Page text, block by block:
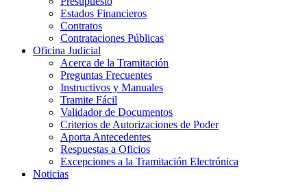
Estados Financieros
Contratos
Contrataciones Públicas
Oficina Judicial
Acerca de la Tramitación
Preguntas Frecuentes
Instructivos y Manuales
Tramite Fácil
Validador de Documentos
Criterios de Autorizaciones de Poder
Aporta Antecedentes
Respuestas a Oficios
Excepciones a la Tramitación Electrónica
Noticias